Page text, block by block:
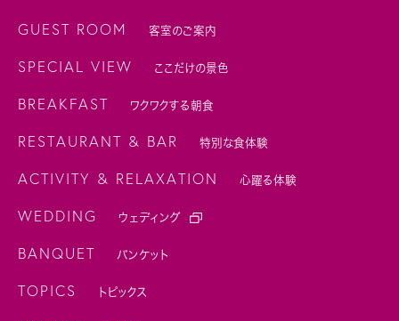
GUEST ROOM 客室のご案内
SPECIAL VIEW ここだけの景色
BREAKFAST ワクワクする朝食
RESTAURANT & BAR 特別な食体験
ACTIVITY & RELAXATION 心躍る体験
WEDDING ウェディング
BANQUET バンケット
TOPICS トピックス